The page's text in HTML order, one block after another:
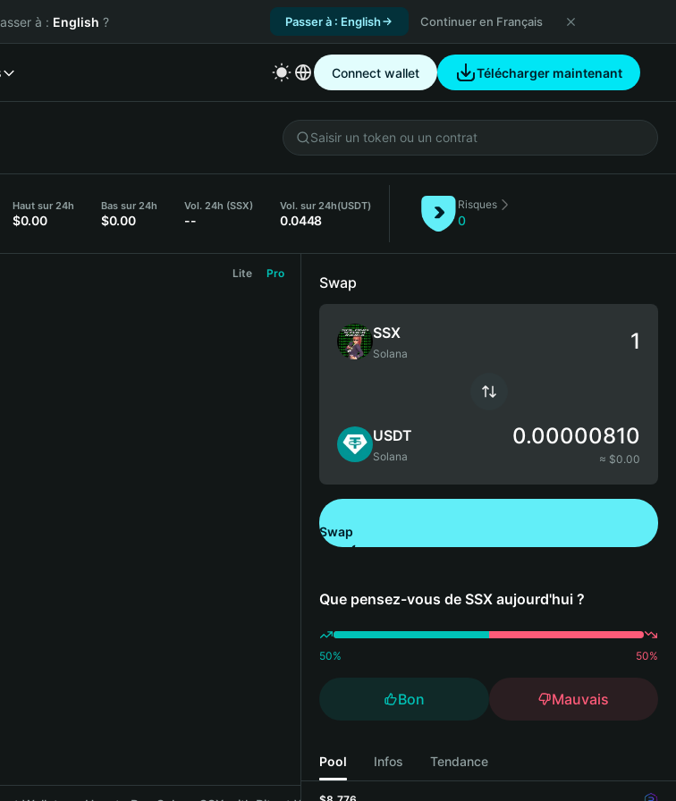
à : English ? Passer à : English Continuer en Français
Connect wallet Télécharger maintenant
Haut sur 24h
$0.00
Bas sur 24h
$0.00
Vol. 24h (SSX)
--
Vol. sur 24h(USDT)
0.0448
Risques
0
Lite Pro
Swap
SSX
Solana
USDT
Solana
0.00000810
≈ $0.00
Swap
Que pensez-vous de SSX aujourd'hui ?
50% 50%
Bon Mauvais
Pool Infos Tendance